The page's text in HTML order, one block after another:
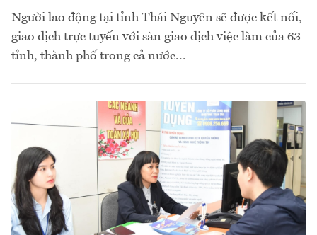
Người lao động tại tỉnh Thái Nguyên sẽ được kết nối,
giao dịch trực tuyến với sàn giao dịch việc làm của 63
tỉnh, thành phố trong cả nước...